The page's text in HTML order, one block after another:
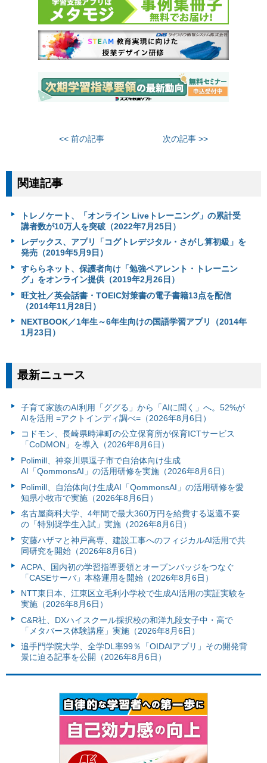
<< 前の記事 次の記事 >>
関連記事
トレノケート、「オンライン Liveトレーニング」の累計受
講者数が10万人を突破（2022年7月25日）
レデックス、アプリ「コグトレデジタル・さがし算初級」を
発売（2019年5月9日）
すららネット、保護者向け「勉強ペアレント・トレーニン
グ」をオンライン提供（2019年2月26日）
旺文社／英会話書・TOEIC対策書の電子書籍13点を配信
（2014年11月28日）
NEXTBOOK／1年生～6年生向けの国語学習アプリ（2014年
1月23日）
最新ニュース
子育て家族のAI利用「ググる」から「AIに聞く」へ。52%が
AIを活用 =アクトインディ調べ=（2026年8月6日）
コドモン、長崎県時津町の公立保育所が保育ICTサービス
「CoDMON」を導入（2026年8月6日）
Polimill、神奈川県逗子市で自治体向け生成
AI「QommonsAI」の活用研修を実施（2026年8月6日）
Polimill、自治体向け生成AI「QommonsAI」の活用研修を愛
知県小牧市で実施（2026年8月6日）
名古屋商科大学、4年間で最大360万円を給費する返還不要
の「特別奨学生入試」実施（2026年8月6日）
安藤ハザマと神戸高専、建設工事へのフィジカルAI活用で共
同研究を開始（2026年8月6日）
ACPA、国内初の学習指導要領とオープンバッジをつなぐ
「CASEサーバ」本格運用を開始（2026年8月6日）
NTT東日本、江東区立毛利小学校で生成AI活用の実証実験を
実施（2026年8月6日）
C&R社、DXハイスクール採択校の和洋九段女子中・高で
「メタバース体験講座」実施（2026年8月6日）
追手門学院大学、全学DL率99％「OIDAIアプリ」その開発背
景に迫る記事を公開（2026年8月6日）